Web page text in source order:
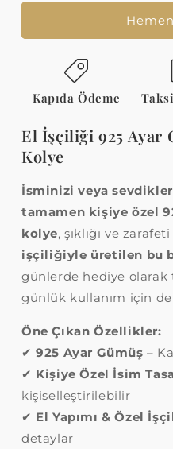
Kolye
adedi
azaltın
Özel
Kolye
artırın
Kapıda Ödeme
El İşçiliği 925 Ayar
Kolye
İsminizi veya
tamamen kişiye özel
kolye, şıklığı ve
işçiliğiyle üretilen bu
günlerde hediye
günlük kullanım için
Öne Çıkan Özellikler:
✔925 Ayar Gümüş –
✔ Kişiye Özel İsim
kişiselleştirilebilir
✔ El Yapımı & Özel
detaylar